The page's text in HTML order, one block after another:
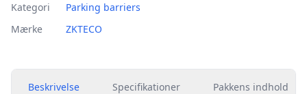
Kategori
Parking barriers
Mærke
ZKTECO
Beskrivelse Specifikationer Pakkens indhold